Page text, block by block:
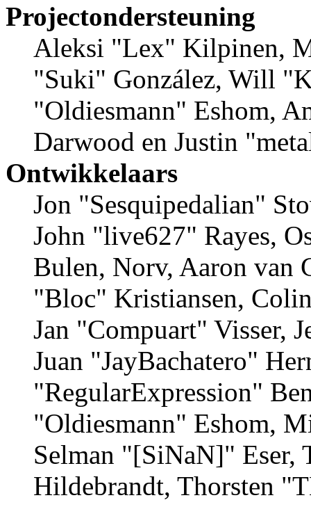
Projectondersteuning
Aleksi "Lex" Kilpinen,
"Suki" González, Will
"Oldiesmann" Eshom,
Darwood en Justin
Ontwikkelaars
Jon "Sesquipedalian"
John "live627" Rayes,
Bulen, Norv, Aaron van
"Bloc" Kristiansen,
Jan "Compuart" Visser,
Juan "JayBachatero"
"RegularExpression"
"Oldiesmann" Eshom,
Selman "[SiNaN]" Eser,
Hildebrandt, Thorsten